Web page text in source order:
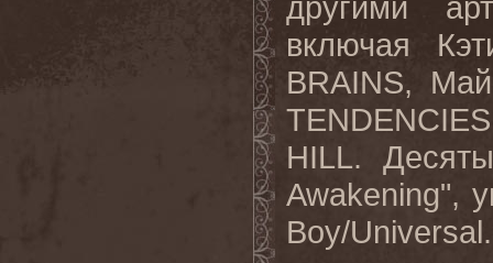
включая
BRAINS,
TENDENCIES
HILL.
Awakening",
Boy/Universal.